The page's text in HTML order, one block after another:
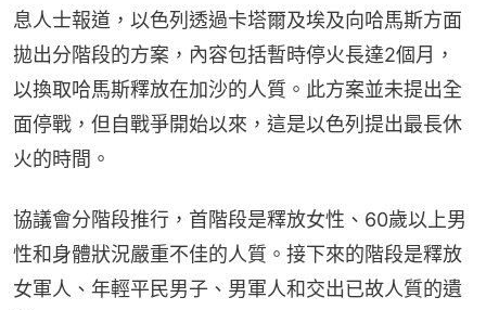
息人士報道，以色列透過卡塔爾及埃及向哈馬斯方面
拋出分階段的方案，內容包括暫時停火長達2個月，
以換取哈馬斯釋放在加沙的人質。此方案並未提出全
面停戰，但自戰爭開始以來，這是以色列提出最長休
火的時間。
協議會分階段推行，首階段是釋放女性、60歲以上男
性和身體狀況嚴重不佳的人質。接下來的階段是釋放
女軍人、年輕平民男子、男軍人和交出已故人質的遺